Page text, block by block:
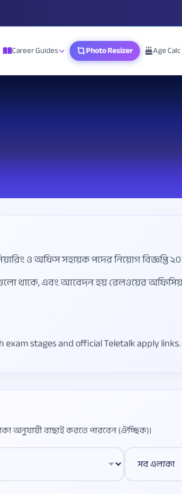
Career Guides Photo Resizer Age Calc
ও অফিস সহায়ক পদের নিয়োগ বিজ্ঞপ্তি
থাকে, এবং আবেদন হয় রেলওয়ের
stages and official Teletalk apply links.
অনুযায়ী বাছাই করতে পারবেন (ঐচ্ছিক)।